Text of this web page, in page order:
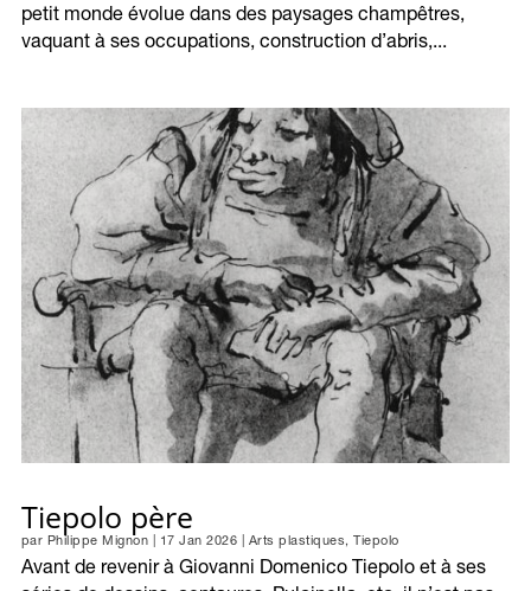
petit monde évolue dans des paysages champêtres,
vaquant à ses occupations, construction d’abris,...
Tiepolo père
par Philippe Mignon 17 Jan 2026 Arts plastiques, Tiepolo
Avant de revenir à Giovanni Domenico Tiepolo et à ses